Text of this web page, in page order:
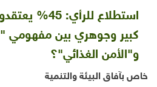
استطلاع
كبير وجوهري بين مفهومي
و"الأمن الغذائي"؟
خاص بآفاق البيئة والتنمية